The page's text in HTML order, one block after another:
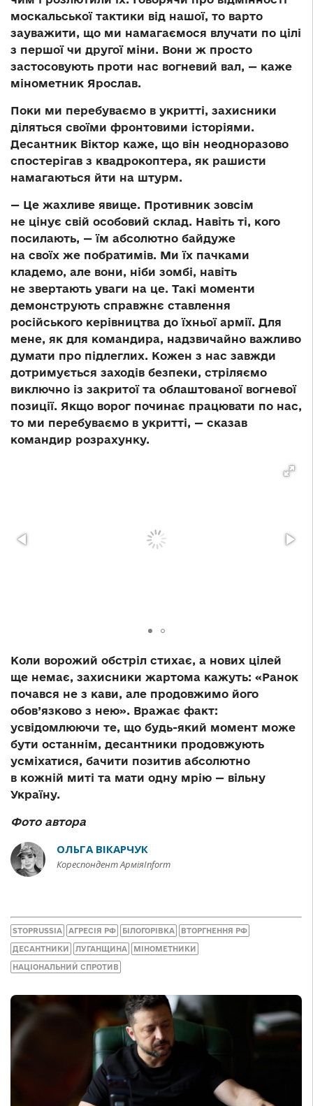
москальської тактики від нашої, то варто
зауважити, що ми намагаємося влучати по цілі
з першої чи другої міни. Вони ж просто
застосовують проти нас вогневий вал, — каже
мінометник Ярослав.
Поки ми перебуваємо в укритті, захисники
діляться своїми фронтовими історіями.
Десантник Віктор каже, що він неодноразово
спостерігав з квадрокоптера, як рашисти
намагаються йти на штурм.
— Це жахливе явище. Противник зовсім
не цінує свій особовий склад. Навіть ті, кого
посилають, — їм абсолютно байдуже
на своїх же побратимів. Ми їх пачками
кладемо, але вони, ніби зомбі, навіть
не звертають уваги на це. Такі моменти
демонструють справжнє ставлення
російського керівництва до їхньої армії. Для
мене, як для командира, надзвичайно важливо
думати про підлеглих. Кожен з нас завжди
дотримується заходів безпеки, стріляємо
виключно із закритої та облаштованої вогневої
позиції. Якщо ворог починає працювати по нас,
то ми перебуваємо в укритті, — сказав
командир розрахунку.
Коли ворожий обстріл стихає, а нових цілей
ще немає, захисники жартома кажуть: «Ранок
почався не з кави, але продовжимо його
обов’язково з нею». Вражає факт:
усвідомлюючи те, що будь-який момент може
бути останнім, десантники продовжують
усміхатися, бачити позитив абсолютно
в кожній миті та мати одну мрію — вільну
Україну.
Фото автора
ОЛЬГА ВІКАРЧУК
Кореспондент АрміяInform
STOPRUSSIA АГРЕСІЯ РФ БІЛОГОРІВКА ВТОРГНЕННЯ РФ
ДЕСАНТНИКИ ЛУГАНЩИНА МІНОМЕТНИКИ
НАЦІОНАЛЬНИЙ СПРОТИВ